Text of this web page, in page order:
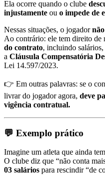
Ela ocorre quando o clube
injustamente ou o impede de
Nessas situações, o jogador
Ao contrário: ele tem direito de
do contrato, incluindo
a Cláusula Compensatória
Lei 14.597/2023.
👉 Em outras palavras: se o
livrar do jogador agora, deve
vigência contratual.
💬 Exemplo prático
Imagine um atleta que ainda
O clube diz que “não conta
03 salários para rescindir “de